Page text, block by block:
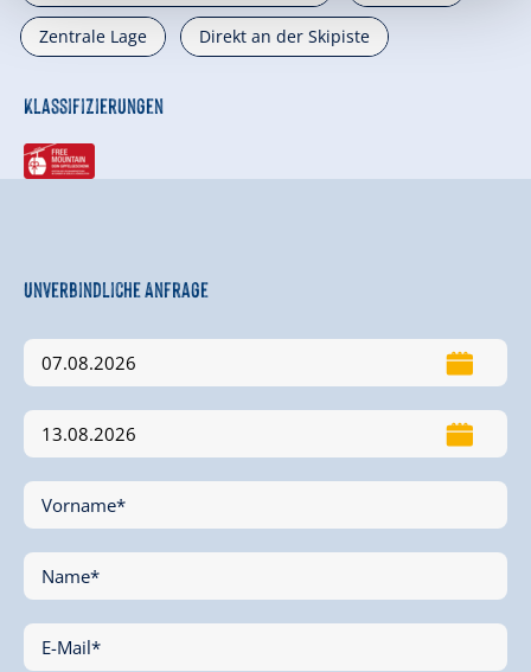
Zentrale Lage Direkt an der Skipiste
Klassifizierungen
Unverbindliche Anfrage
Vorname*
Name*
E-Mail*